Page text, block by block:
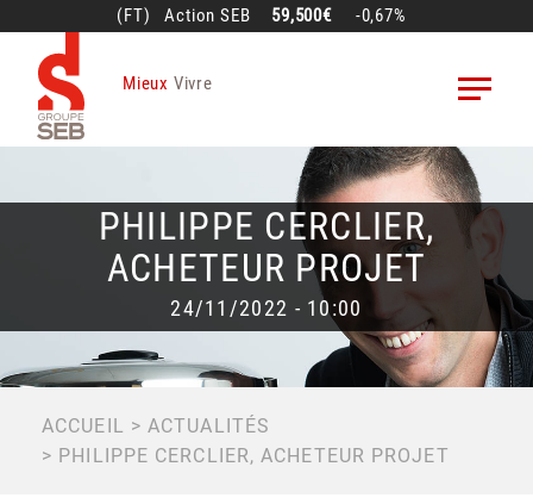
contenu
principal
(FT) ActionSEB 59,500€ -0,67%
Mieux Vivre
PHILIPPE CERCLIER,
ACHETEUR PROJET
24/11/2022 - 10:00
FIL
D'ARIANE
ACCUEIL
ACTUALITÉS
PHILIPPE CERCLIER, ACHETEUR PROJET